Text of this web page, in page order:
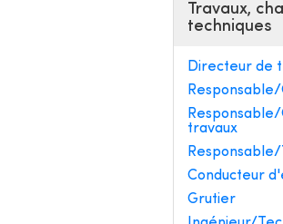
Travaux,
techniques
Directeur de
travaux
Conducteur
Grutier